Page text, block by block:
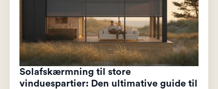
Solafskærmning til store
vinduespartier: Den ultimative guide til